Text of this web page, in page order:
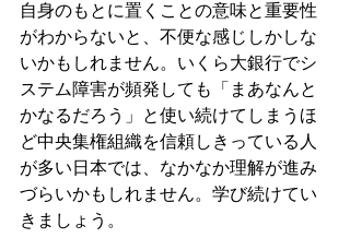
自身のもとに置くことの意味と重要性
がわからないと、不便な感じしかしな
いかもしれません。いくら大銀行でシ
ステム障害が頻発しても「まあなんと
かなるだろう」と使い続けてしまうほ
ど中央集権組織を信頼しきっている人
が多い日本では、なかなか理解が進み
づらいかもしれません。学び続けてい
きましょう。